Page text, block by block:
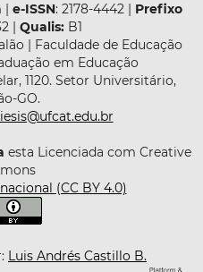
e-ISSN: 2178-4442 | Prefixo
| Qualis:B1
| Faculdade de Educação
em Educação
1120. Setor Universitário,
GO.
esta Licenciada com Creative
(CC BY 4.0)
Luis Andrés Castillo B.